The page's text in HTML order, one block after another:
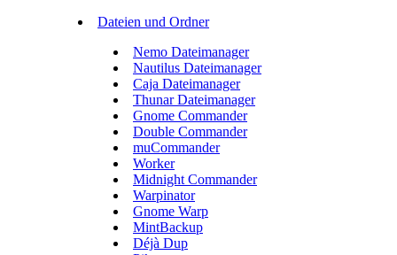
Dateien und Ordner
Nemo Dateimanager
Nautilus Dateimanager
Caja Dateimanager
Thunar Dateimanager
Gnome Commander
Double Commander
muCommander
Worker
Midnight Commander
Warpinator
Gnome Warp
MintBackup
Déjà Dup